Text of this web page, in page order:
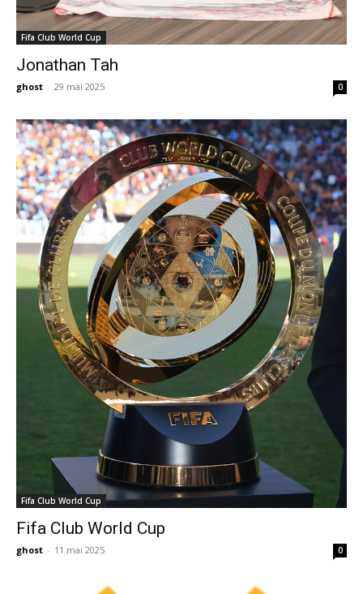
Fifa Club World Cup
Jonathan Tah
ghost - 29 mai 2025 0
Fifa Club World Cup
Fifa Club World Cup
ghost - 11 mai 2025 0